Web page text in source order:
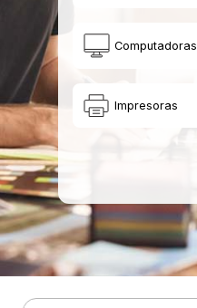
Computadoras
Impresoras